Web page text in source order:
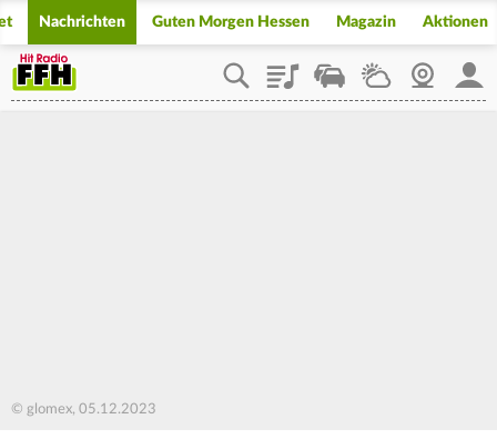
Nachrichten Guten Morgen Hessen Magazin Aktionen
PlaylistStaupilotWetterWebcam
© glomex, 05.12.2023